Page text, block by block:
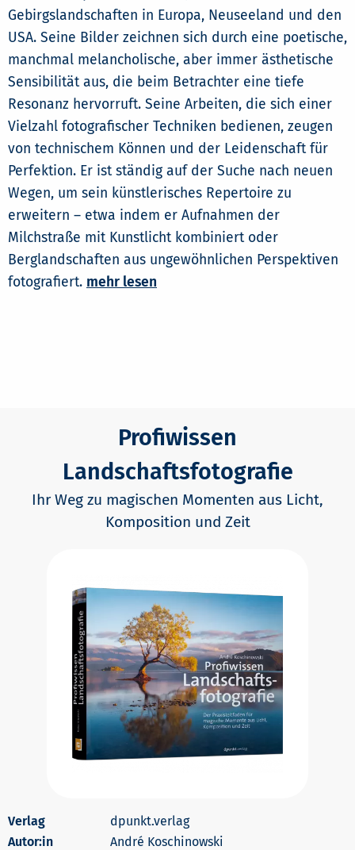
Gebirgslandschaften in Europa, Neuseeland und den
USA. Seine Bilder zeichnen sich durch eine poetische,
manchmal melancholische, aber immer ästhetische
Sensibilität aus, die beim Betrachter eine tiefe
Resonanz hervorruft. Seine Arbeiten, die sich einer
Vielzahl fotografischer Techniken bedienen, zeugen
von technischem Können und der Leidenschaft für
Perfektion. Er ist ständig auf der Suche nach neuen
Wegen, um sein künstlerisches Repertoire zu
erweitern – etwa indem er Aufnahmen der
Milchstraße mit Kunstlicht kombiniert oder
Berglandschaften aus ungewöhnlichen Perspektiven
fotografiert. mehr lesen
Profiwissen
Landschaftsfotografie
Ihr Weg zu magischen Momenten aus Licht,
Komposition und Zeit
dpunkt.verlag
Autor:in
André Koschinowski